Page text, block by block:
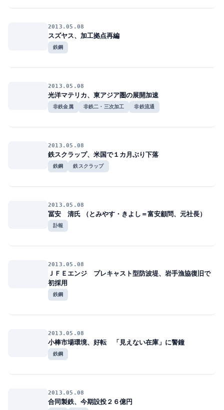
2013.05.08
スズヤス、加工拠点再編
鉄鋼
2013.05.08
光洋マテリカ、東アジア圏の展開加速
非鉄金属 非鉄二・三次加工 非鉄流通
2013.05.08
鉄スクラップ、米国で１カ月ぶり下落
鉄鋼 鉄スクラップ
2013.05.08
冨安 清氏 （とみやす・きよし＝富安顧問、元社長）
訃報
2013.05.08
ＪＦＥエンジ プレキャスト型防波堤、岩手漁協復旧で
初採用
鉄鋼
2013.05.08
小棒市場環境、好転 「見えない在庫」に警鐘
鉄鋼
2013.05.08
合同製鉄、今期設投２６億円